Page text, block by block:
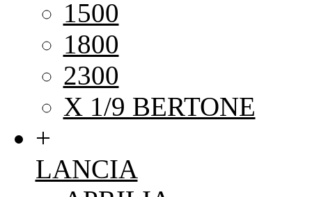
1500
1800
2300
X 1/9 BERTONE
+
LANCIA